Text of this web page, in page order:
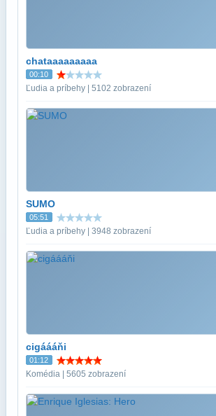
chataaaaaaaaa
00:10
Ľudia a príbehy | 5102 zobrazení
SUMO
05:51
Ľudia a príbehy | 3948 zobrazení
cigáááňi
01:12
Komédia | 5605 zobrazení